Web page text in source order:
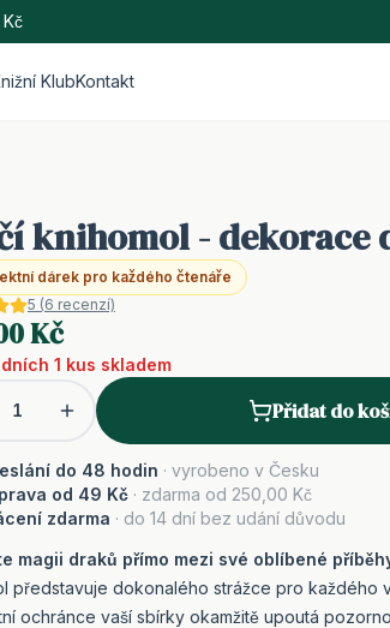
KlubKontakt
knihomol - dekorace
dárek pro každého čtenáře
5 (6 recenzí)
Kč
1 kus skladem
1 Přidat do
do 48 hodin · vyrobeno v Česku
od 49 Kč · zdarma od 250,00 Kč
zdarma · do 14 dní bez udání důvodu
magii draků přímo mezi své oblíbené
představuje dokonalého strážce pro každého
ochránce vaší sbírky okamžitě upoutá